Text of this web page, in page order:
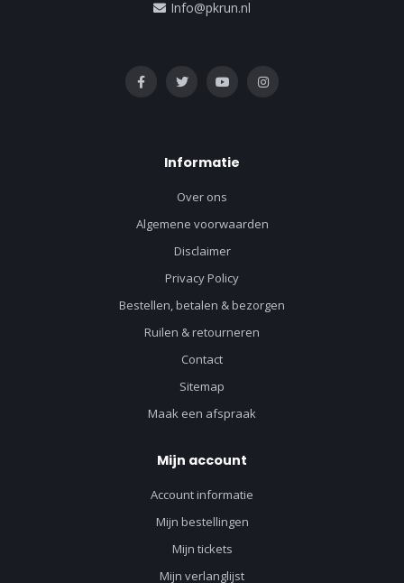
Info@pkrun.nl
Informatie
Over ons
Algemene voorwaarden
Disclaimer
Privacy Policy
Bestellen, betalen & bezorgen
Ruilen & retourneren
Contact
Sitemap
Maak een afspraak
Mijn account
Account informatie
Mijn bestellingen
Mijn tickets
Mijn verlanglijst